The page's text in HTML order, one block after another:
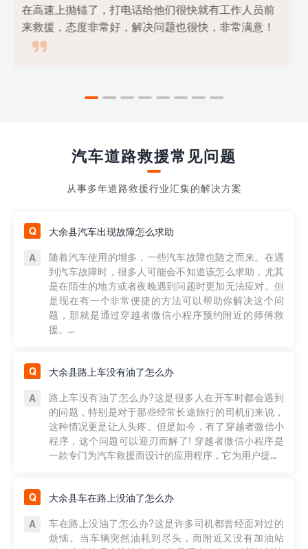
穿越者汽车道路救援平台，他们的服务非常专业，价
格也很公道，绝对是物美价廉的好选择！

汽车道路救援常见问题
从事多年道路救援行业汇集的解决方案
大余县汽车出现故障怎么求助
随着汽车使用的增多，一些汽车故障也随之而来。在遇
到汽车故障时，很多人可能会不知道该怎么求助，尤其
是在陌生的地方或者夜晚遇到问题时更加无法应对。但
是现在有一个非常便捷的方法可以帮助你解决这个问
题，那就是通过穿越者微信小程序预约附近的师傅救
援。...
大余县路上车没有油了怎么办
路上车没有油了怎么办?这是很多人在开车时都会遇到
的问题，特别是对于那些经常长途旅行的司机们来说，
这种情况更是让人头疼。但是如今，有了穿越者微信小
程序，这个问题可以迎刃而解了! 穿越者微信小程序是
一款专门为汽车救援而设计的应用程序，它为用户提...
大余县车在路上没油了怎么办
车在路上没油了怎么办?这是许多司机都曾经面对过的
烦恼。当车辆突然油耗到尽头，而附近又没有加油站